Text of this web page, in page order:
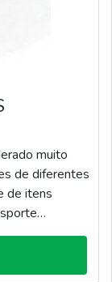
muito
de diferentes
de itens
é capaz de
de
indispensável